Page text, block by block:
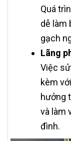
Quá
dễ làm
gạch
Lãng
Việc
kèm
hưởng
và làm
đình.